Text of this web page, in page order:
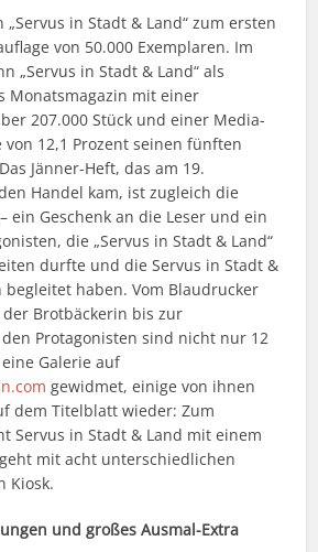
„Servus in Stadt & Land“ zum ersten
von 50.000 Exemplaren. Im
„Servus in Stadt & Land“ als
Monatsmagazin mit einer
207.000 Stück und einer Media-
von 12,1 Prozent seinen fünften
Jänner-Heft, das am 19.
Handel kam, ist zugleich die
ein Geschenk an die Leser und ein
die „Servus in Stadt & Land“
durfte und die Servus in Stadt &
begleitet haben. Vom Blaudrucker
Brotbäckerin bis zur
Protagonisten sind nicht nur 12
Galerie auf
gewidmet, einige von ihnen
dem Titelblatt wieder: Zum
Servus in Stadt & Land mit einem
mit acht unterschiedlichen
Kiosk.
und großes Ausmal-Extra